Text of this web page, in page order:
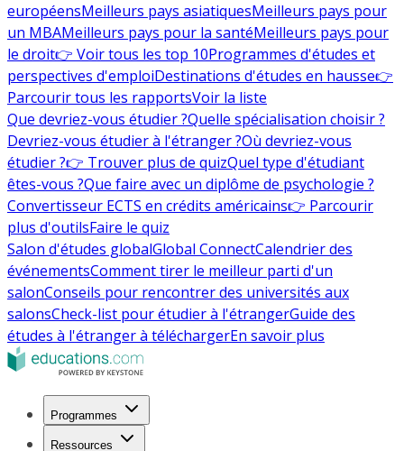
européensMeilleurs pays asiatiquesMeilleurs pays pour
un MBAMeilleurs pays pour la santéMeilleurs pays pour
le droit👉 Voir tous les top 10Programmes d'études et
perspectives d'emploiDestinations d'études en hausse👉
Parcourir tous les rapportsVoir la liste
Que devriez-vous étudier ?Quelle spécialisation choisir ?
Devriez-vous étudier à l'étranger ?Où devriez-vous
étudier ?👉 Trouver plus de quizQuel type d'étudiant
êtes-vous ?Que faire avec un diplôme de psychologie ?
Convertisseur ECTS en crédits américains👉 Parcourir
plus d'outilsFaire le quiz
Salon d'études globalGlobal ConnectCalendrier des
événementsComment tirer le meilleur parti d'un
salonConseils pour rencontrer des universités aux
salonsCheck-list pour étudier à l'étrangerGuide des
études à l'étranger à téléchargerEn savoir plus
Programmes
Ressources